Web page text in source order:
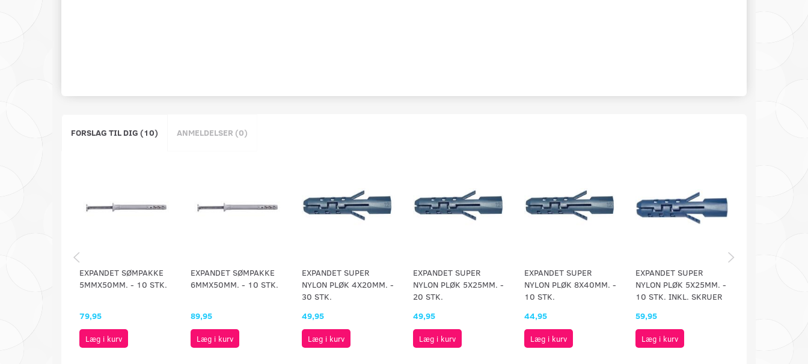
FORSLAG TIL DIG (10) ANMELDELSER (0)
EXPANDET SØMPAKKE
5MMX50MM. - 10 STK.
79,95
Læg i kurv
EXPANDET SØMPAKKE
6MMX50MM. - 10 STK.
89,95
Læg i kurv
EXPANDET SUPER
NYLON PLØK 4X20MM. -
30 STK.
49,95
Læg i kurv
EXPANDET SUPER
NYLON PLØK 5X25MM. -
20 STK.
49,95
Læg i kurv
EXPANDET SUPER
NYLON PLØK 8X40MM. -
10 STK.
44,95
Læg i kurv
EXPANDET SUPER
NYLON PLØK 5X25MM. -
10 STK. INKL. SKRUER
59,95
Læg i kurv